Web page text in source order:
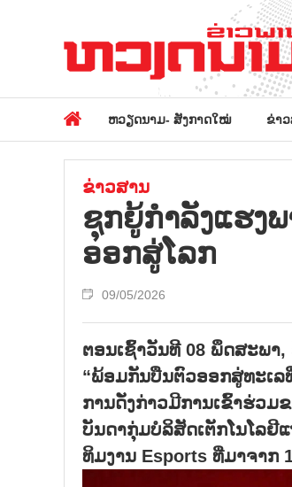
ຫວຽດນາມ- ສັງກາດໃໝ່ ຂ່າ
ຂ່າວສານ
ຊຸກ​ຍູ້​ກຳ​ລັງ​ແຮງ​
ອອກ​ສູ່​ໂລກ
09/05/2026
ຕອນ​ເຊົ້າ​ວັນ​ທີ 08 ພຶດ​ສະ​ພາ
“ພ້ອມ​ກັນ​ບືນ​ຕົວ​ອອກ​ສູ່​ທະ​ເລ​
ການ​ດັ່ງ​ກ່າວ​ມີ​ການ​ເຂົ້າ​ຮ່ວ
ບັນ​ດາ​ກຸ່ມ​ບໍ​ລິ​ສັດ​ເຕັກ​ໂນ​ໂລ​ຢີ​
ທິມ​ງານ Esports ທີ່​ມາ​ຈາກ